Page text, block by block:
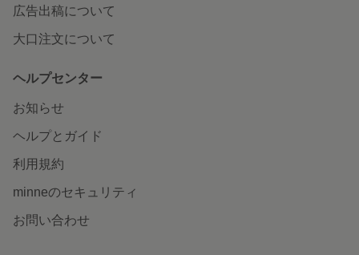
広告出稿について
大口注文について
ヘルプセンター
お知らせ
ヘルプとガイド
利用規約
minneのセキュリティ
お問い合わせ